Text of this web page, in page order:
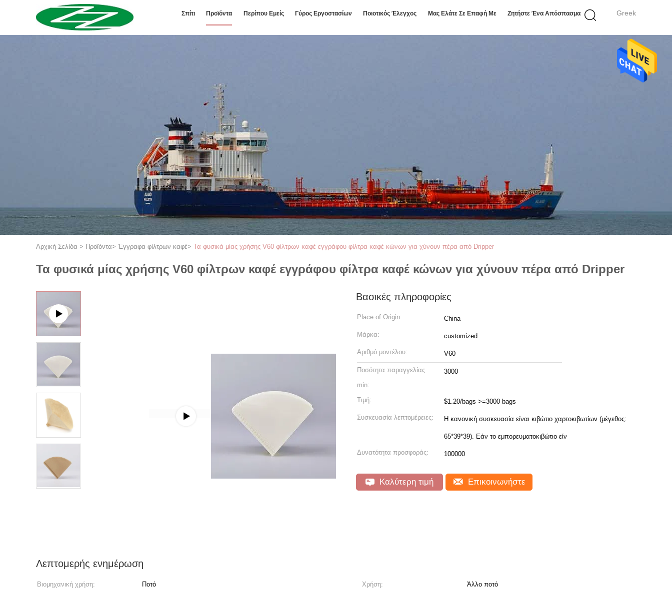
Greek
Σπίτι Προϊόντα Περίπου Εμείς Γύρος Εργοστασίων Ποιοτικός Έλεγχος Μας Ελάτε Σε Επαφή Με Ζητήστε Ένα Απόσπασμα
Αρχική Σελίδα > Προϊόντα> Έγγραφα φίλτρων καφέ> Τα φυσικά μίας χρήσης V60 φίλτρων καφέ εγγράφου φίλτρα καφέ κώνων για χύνουν πέρα από Dripper
Τα φυσικά μίας χρήσης V60 φίλτρων καφέ εγγράφου φίλτρα καφέ κώνων για χύνουν πέρα από Dripper
Βασικές πληροφορίες
Place of Origin: China
Μάρκα: customized
Αριθμό μοντέλου: V60
Ποσότητα παραγγελίας
min:
3000
Τιμή: $1.20/bags >=3000 bags
Συσκευασία λεπτομέρειες: Η κανονική συσκευασία είναι κιβώτιο χαρτοκιβωτίων (μέγεθος:
65*39*39). Εάν το εμπορευματοκιβώτιο είν
Δυνατότητα προσφοράς: 100000
Καλύτερη τιμή Επικοινωνήστε
Λεπτομερής ενημέρωση
Βιομηχανική χρήση: Ποτό Χρήση:
Άλλο ποτό